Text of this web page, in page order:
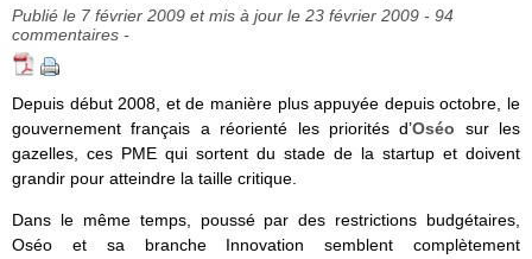
Publié le 7 février 2009 et mis à jour le 23 février 2009 - 94
commentaires -
Depuis début 2008, et de manière plus appuyée depuis octobre, le
gouvernement français a réorienté les priorités d’Oséo sur les
gazelles, ces PME qui sortent du stade de la startup et doivent
grandir pour atteindre la taille critique.
Dans le même temps, poussé par des restrictions budgétaires,
Oséo et sa branche Innovation semblent complètement